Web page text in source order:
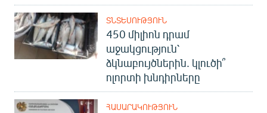
ՏՆՏԵՍՈՒԹՅՈՒՆ
450 միլիոն դրամ
աջակցություն՝
ձկնաբույծներին. կլուծի՞
ոլորտի խնդիրները
ՀԱՍԱՐԱԿՈՒԹՅՈՒՆ